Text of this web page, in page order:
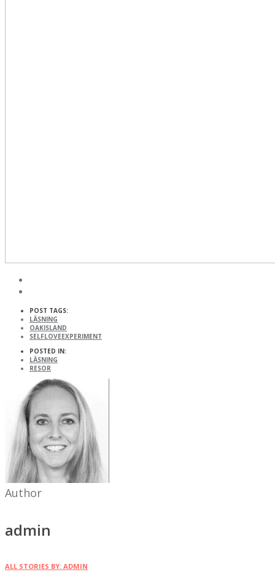
POST TAGS:
LÄSNING
OAKISLAND
SELFLOVEEXPERIMENT
POSTED IN:
LÄSNING
RESOR
Author
admin
ALL STORIES BY: ADMIN